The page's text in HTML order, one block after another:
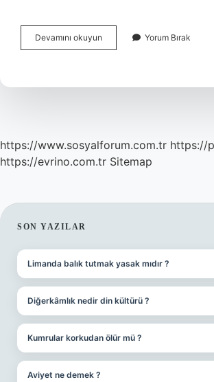
Devamını okuyun
İStanbulun
Yakin
Yorum Bırak
https://www.sosyalforum.com.tr https://
https://evrino.com.tr Sitemap
SIDEBAR
SON YAZILAR
Limanda balık tutmak yasak mıdır ?
Diğerkâmlık nedir din kültürü ?
Kumrular korkudan ölür mü ?
Aviyet ne demek ?